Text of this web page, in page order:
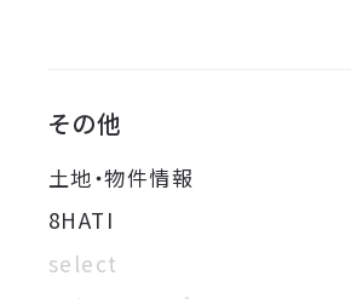
その他
土地・物件情報
8HATI
select